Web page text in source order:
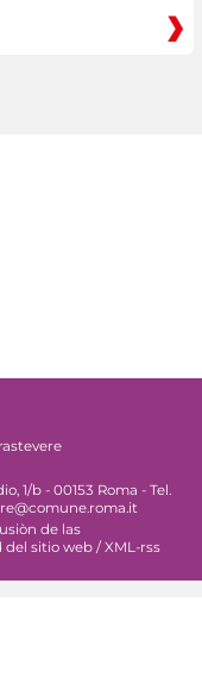
1/b - 00153 Roma - Tel.
de las
del sitio web / XML-rss